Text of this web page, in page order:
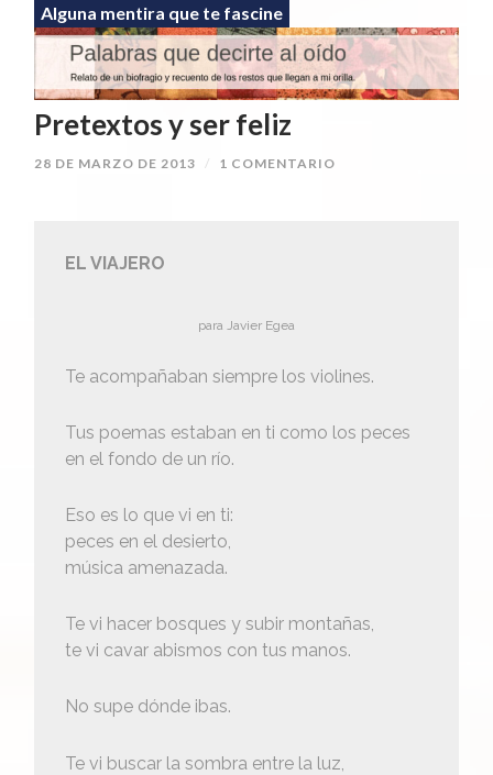
Alguna mentira que te fascine
Pretextos y ser feliz
28 DE MARZO DE 2013 / 1 COMENTARIO
EL VIAJERO
para Javier Egea
Te acompañaban siempre los violines.
Tus poemas estaban en ti como los peces
en el fondo de un río.
Eso es lo que vi en ti:
peces en el desierto,
música amenazada.
Te vi hacer bosques y subir montañas,
te vi cavar abismos con tus manos.
No supe dónde ibas.
Te vi buscar la sombra entre la luz,